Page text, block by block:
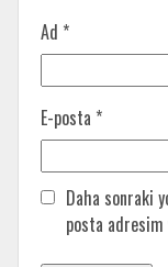
Ad *
E-posta *
Daha sonraki
posta adresim